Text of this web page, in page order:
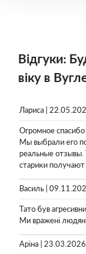
Відгуки:
віку в
Лариса |
Огромное
Мы выбрали его
реальные отзывы.
старики
Василь |
Тато був
Ми вражені
Аріна | 23.03.2026